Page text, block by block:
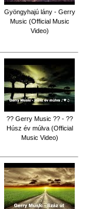
Gyöngyhajú lány - Gerry
Music (Official Music
Video)
?? Gerry Music ?? - ??
Húsz év múlva (Official
Music Video)